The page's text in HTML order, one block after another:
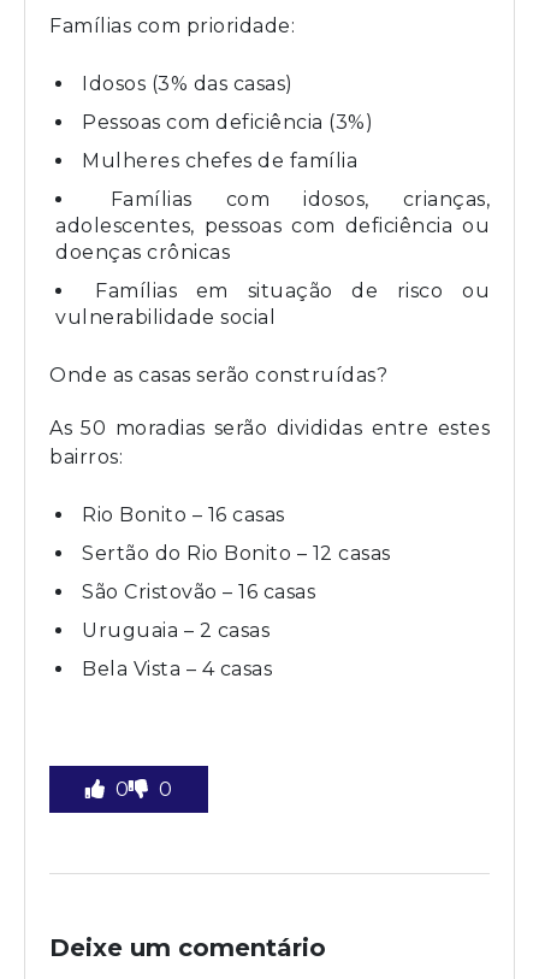
Famílias com prioridade:
Idosos (3% das casas)
Pessoas com deficiência (3%)
Mulheres chefes de família
Famílias com idosos, crianças,
adolescentes, pessoas com deficiência ou
doenças crônicas
Famílias em situação de risco ou
vulnerabilidade social
Onde as casas serão construídas?
As 50 moradias serão divididas entre estes
bairros:
Rio Bonito – 16 casas
Sertão do Rio Bonito – 12 casas
São Cristovão – 16 casas
Uruguaia – 2 casas
Bela Vista – 4 casas
0 0
Deixe um comentário